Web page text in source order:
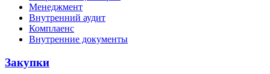
Менеджмент
Внутренний аудит
Комплаенс
Внутренние документы
Закупки